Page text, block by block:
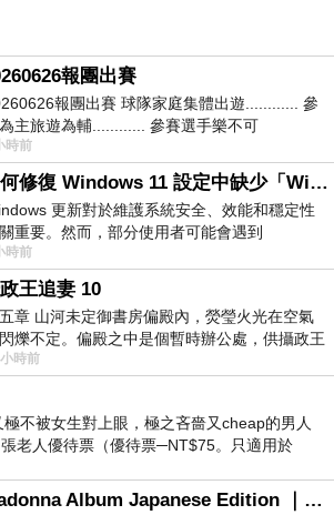
老店！位置很好找，就在麥當
子頭、肉粽、肉丸…….等美食，
，可都是三十年以上的歷史的
得，從火車站搭『5號』公車，
下一站下車，就在下車處（麥當
看到許多左營的美食小吃正在向
錯過了！
報團出賽
報團出賽 球隊家庭集體出遊............ 參
主旅遊為輔............ 參賽選手樂不可
賽前旅遊
時前
如何修復 Windows 11 設定中缺少「Windows 更新」？
更新對於維護系統安全、效能和穩定性
重要。然而，部分使用者可能會遇到
11 設定應用程式中缺少「Windows 更
時前
王追妻 10
章 山河未定御書房偏殿內，熒瑩火光在空氣
爍不定。偏殿之中是個暫時辦公處，供攝政王
宮內廷裡處理公務已然很多年。房內
時前
不被女生對上眼，極之吝嗇又cheap的男人
老人優待票（優待票─NT$75。只適用於
Madonna Album Japanese Edition ｜瑪丹娜專輯們2026年日本版重發系列